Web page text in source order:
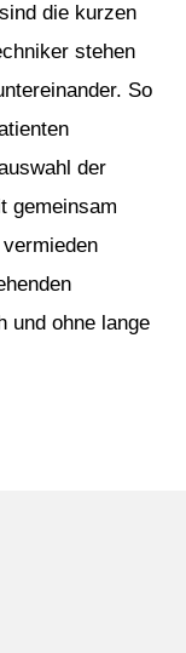
die kurzen
stehen
So
der
gemeinsam
und ohne lange